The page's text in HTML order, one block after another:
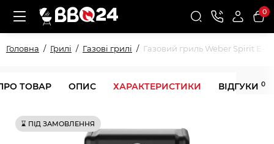
0
Головна Грилі Газові грилі Газовий гриль Weber Spirit E-
ТОВАР ОПИС ХАРАКТЕРИСТИКИ ВІДГУКИ 0
⌛ ПІД ЗАМОВЛЕННЯ